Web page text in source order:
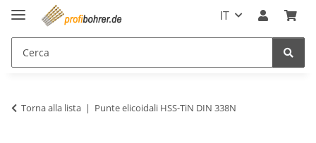
IT
Torna alla lista Punte elicoidali HSS-TiN DIN 338N